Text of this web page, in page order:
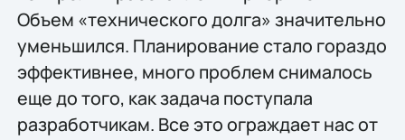
Объем «технического долга» значительно
уменьшился. Планирование стало гораздо
эффективнее, много проблем снималось
еще до того, как задача поступала
разработчикам. Все это ограждает нас от